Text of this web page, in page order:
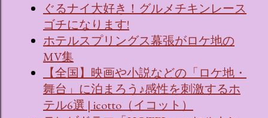
ぐるナイ大好き！グルメチキンレース
ゴチになります!
ホテルスプリングス幕張がロケ地の
MV集
【全国】映画や小説などの「ロケ地・
舞台」に泊まろう♪感性を刺激するホ
テル6選 | icotto（イコット）